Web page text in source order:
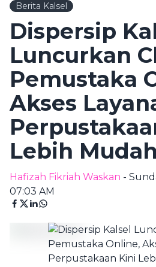
Berita Kalsel
Dispersip
Luncurkan
Pemustaka
Akses
Lebih Mudah
Hafizah Fikriah Waskan -
07:03 AM